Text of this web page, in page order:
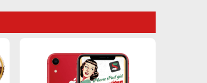
wishlist